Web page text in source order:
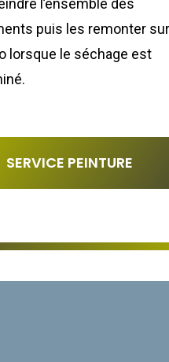
l’ensemble des
puis les remonter
lorsque le séchage est
SERVICE PEINTURE